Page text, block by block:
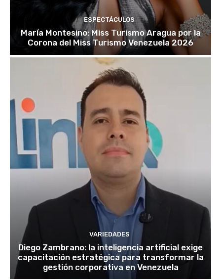
ESPECTÁCULOS
María Montesino: Miss Turismo Aragua por la
Corona del Miss Turismo Venezuela 2026
VARIEDADES
Diego Zambrano: la inteligencia artificial exige
capacitación estratégica para transformar la
gestión corporativa en Venezuela